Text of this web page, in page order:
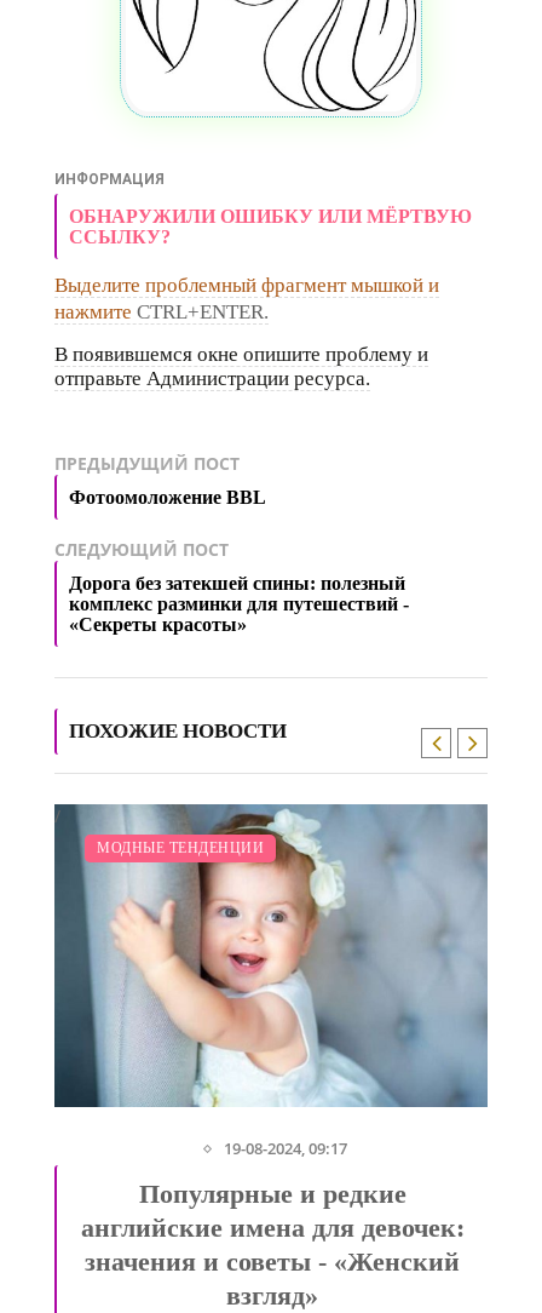
ИНФОРМАЦИЯ
ОБНАРУЖИЛИ ОШИБКУ ИЛИ МЁРТВУЮ
ССЫЛКУ?
Выделите проблемный фрагмент мышкой и
нажмите CTRL+ENTER.
В появившемся окне опишите проблему и
отправьте Администрации ресурса.
ПРЕДЫДУЩИЙ ПОСТ
Фотоомоложение BBL
СЛЕДУЮЩИЙ ПОСТ
Дорога без затекшей спины: полезный
комплекс разминки для путешествий -
«Секреты красоты»
ПОХОЖИЕ НОВОСТИ
МОДНЫЕ ТЕНДЕНЦИИ
/
КРАСОТА
ЗАКУПКИ ПО МОДЕ
24-02-2026, 18:56
Японский маникюр: когда
хочется паузы от покрытия -
«Секреты красоты»